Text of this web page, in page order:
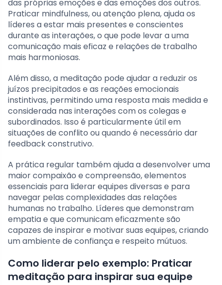
das próprias emoções e das emoções dos outros.
Praticar mindfulness, ou atenção plena, ajuda os
líderes a estar mais presentes e conscientes
durante as interações, o que pode levar a uma
comunicação mais eficaz e relações de trabalho
mais harmoniosas.
Além disso, a meditação pode ajudar a reduzir os
juízos precipitados e as reações emocionais
instintivas, permitindo uma resposta mais medida e
considerada nas interações com os colegas e
subordinados. Isso é particularmente útil em
situações de conflito ou quando é necessário dar
feedback construtivo.
A prática regular também ajuda a desenvolver uma
maior compaixão e compreensão, elementos
essenciais para liderar equipes diversas e para
navegar pelas complexidades das relações
humanas no trabalho. Líderes que demonstram
empatia e que comunicam eficazmente são
capazes de inspirar e motivar suas equipes, criando
um ambiente de confiança e respeito mútuos.
Como liderar pelo exemplo: Praticar
meditação para inspirar sua equipe